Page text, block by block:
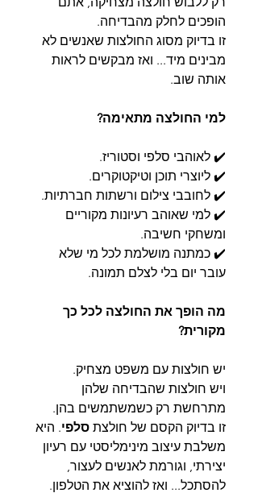
הופכים לחלק מהבדיחה.
זו בדיוק מסוג החולצות שאנשים לא
מבינים מיד... ואז מבקשים לראות
אותה שוב.
למי החולצה מתאימה?
✔️ לאוהבי סלפי וסטוריז.
✔️ ליוצרי תוכן וטיקטוקרים.
✔️ לחובבי צילום ורשתות חברתיות.
✔️ למי שאוהב רעיונות מקוריים
ומשחקי חשיבה.
✔️ כמתנה מושלמת לכל מי שלא
עובר יום בלי לצלם תמונה.
מה הופך את החולצה לכל כך
מקורית?
יש חולצות עם משפט מצחיק.
ויש חולצות שהבדיחה שלהן
מתרחשת רק כשמשתמשים בהן.
זו בדיוק הקסם של חולצת סלפי. היא
משלבת עיצוב מינימליסטי עם רעיון
יצירתי, וגורמת לאנשים לעצור,
להסתכל... ואז להוציא את הטלפון.